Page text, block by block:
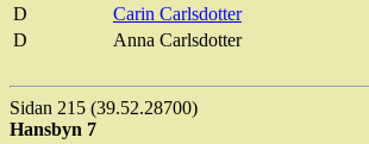
D
Carin Carlsdotter
D
Anna Carlsdotter
Sidan 215 (39.52.28700)
Hansbyn 7